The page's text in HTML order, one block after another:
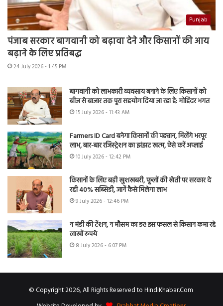
Punjab
पंजाब सरकार बागवानी को बढ़ावा देने और किसानों की आय
बढ़ाने के लिए प्रतिबद्ध
24 July 2026 - 1:45 PM
बागवानी को लाभकारी व्यवसाय बनाने के लिए किसानों को
बीज से बाजार तक पूरा सहयोग दिया जा रहा है: मोहिंदर भगत
15 July 2026 - 11:43 AM
Farmers ID Card बनेगा किसानों की पहचान, मिलेंगे भरपूर
लाभ, बार-बार रजिस्ट्रेशन का झंझट खत्म, ऐसे करें अप्लाई
10 July 2026 - 12:42 PM
किसानों के लिए बड़ी खुशखबरी, फूलों की खेती पर सरकार दे
रही 40% सब्सिडी, जानें कैसे मिलेगा लाभ
9 July 2026 - 12:46 PM
न मंडी की टेंशन, न मौसम का डर! इस फसल से किसान कमा रहे
लाखों रुपये
8 July 2026 - 6:07 PM
© Copyright 2026, All Rights Reserved to HindiKhabar.Com